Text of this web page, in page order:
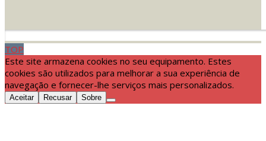
TOP
Este site armazena cookies no seu equipamento. Estes
cookies são utilizados para melhorar a sua experiência de
navegação e fornecer-lhe serviços mais personalizados.
Aceitar Recusar Sobre